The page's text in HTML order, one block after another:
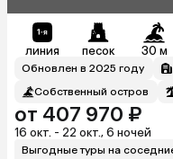
линия песок 30 м
Обновлен в 2025 году
Собственный остров
от 407 970 ₽
16 окт. - 22 окт., 6 ночей
Выгодные туры на